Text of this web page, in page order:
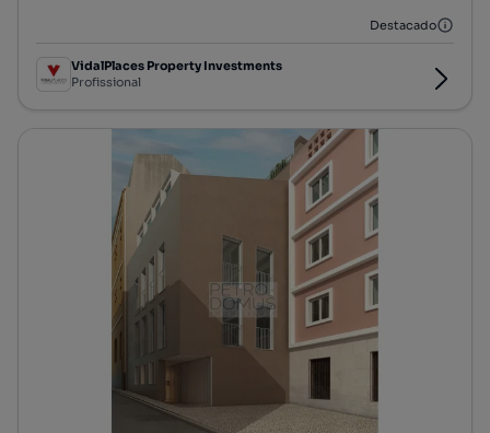
Destacado
VidalPlaces Property Investments
Profissional